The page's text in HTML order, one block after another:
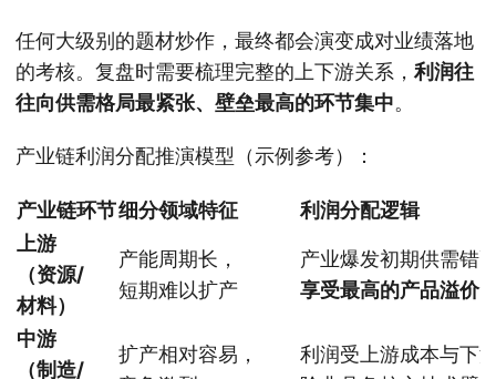
任何大级别的题材炒作，最终都会演变成对业绩落地
的考核。复盘时需要梳理完整的上下游关系， 利润往
往向供需格局最紧张、壁垒最高的环节集中。
产业链利润分配推演模型（示例参考）：
产业链环节细分领域特征
利润分配逻辑
上游
（资源/
材料）
产能周期长，
短期难以扩产
产业爆发初期供需错
享受最高的产品溢价
中游
（制造/
扩产相对容易，
利润受上游成本与下